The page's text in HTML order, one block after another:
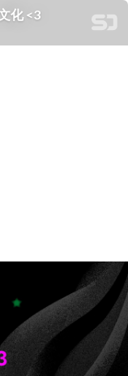
化 <3